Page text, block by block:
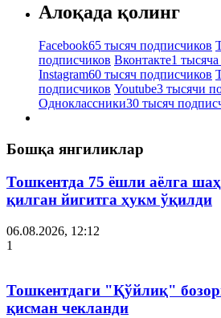
Алоқада қолинг
Facebook65 тысяч подписчиков
подписчиков Вконтакте1
Instagram60 тысяч подписчиков
подписчиков Youtube3 тысячи
Одноклассники30 тысяч
Бошқа янгиликлар
Тошкентда 75 ёшли аёлга
қилган йигитга ҳукм ўқилди
06.08.2026, 12:12
1
Тошкентдаги "Қўйлиқ"
қисман чекланди